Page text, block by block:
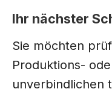
Ihr nächster
Sie möchten
Produktions-
unverbindlichen